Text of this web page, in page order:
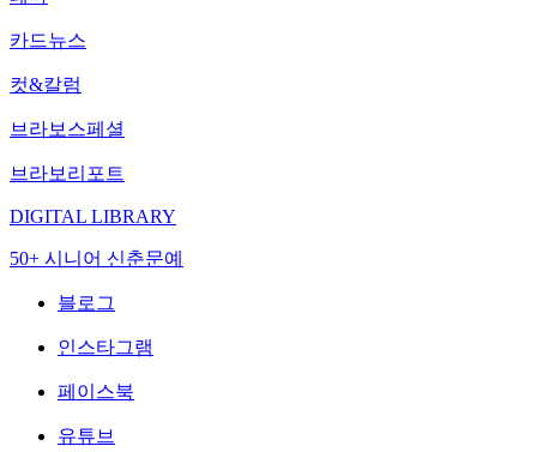
카드뉴스
컷&칼럼
브라보스페셜
브라보리포트
DIGITAL LIBRARY
50+ 시니어 신춘문예
블로그
인스타그램
페이스북
유튜브